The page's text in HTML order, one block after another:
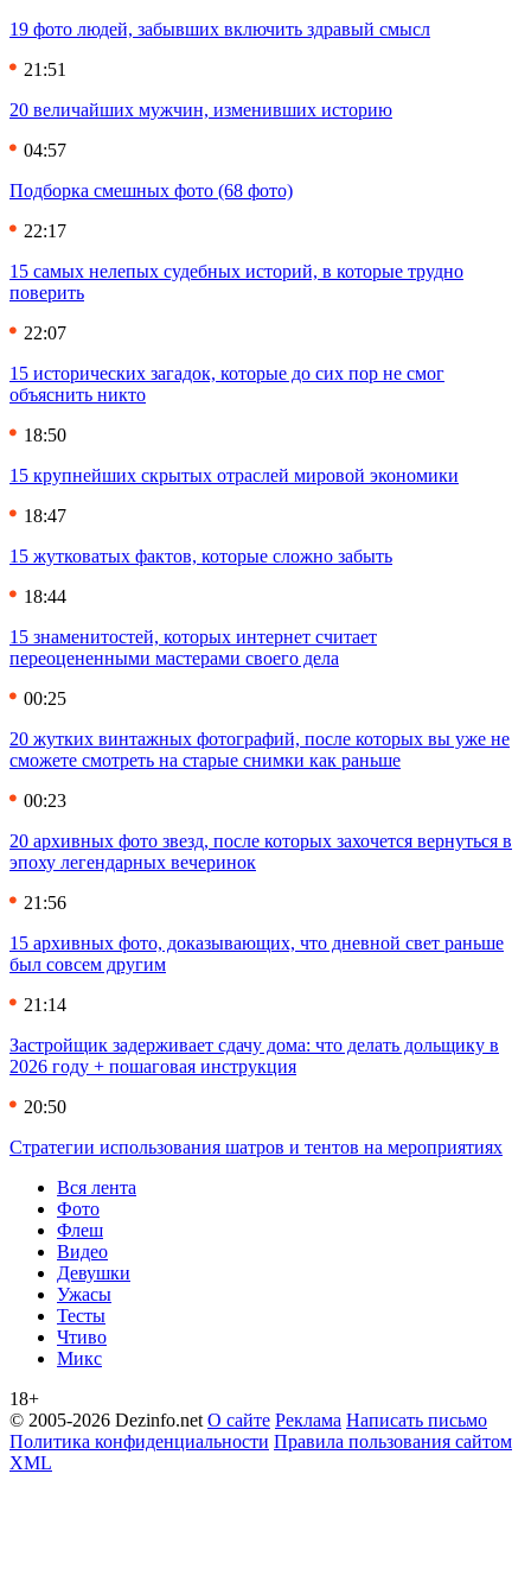
19 фото людей, забывших включить здравый смысл
21:51
20 величайших мужчин, изменивших историю
04:57
Подборка смешных фото (68 фото)
22:17
15 самых нелепых судебных историй, в которые трудно
поверить
22:07
15 исторических загадок, которые до сих пор не смог
объяснить никто
18:50
15 крупнейших скрытых отраслей мировой экономики
18:47
15 жутковатых фактов, которые сложно забыть
18:44
15 знаменитостей, которых интернет считает
переоцененными мастерами своего дела
00:25
20 жутких винтажных фотографий, после которых вы уже не
сможете смотреть на старые снимки как раньше
00:23
20 архивных фото звезд, после которых захочется вернуться в
эпоху легендарных вечеринок
21:56
15 архивных фото, доказывающих, что дневной свет раньше
был совсем другим
21:14
Застройщик задерживает сдачу дома: что делать дольщику в
2026 году + пошаговая инструкция
20:50
Стратегии использования шатров и тентов на мероприятиях
Вся лента
Фото
Флеш
Видео
Девушки
Ужасы
Тесты
Чтиво
Микс
18+
© 2005-2026 Dezinfo.net О сайте Реклама Написать письмо
Политика конфиденциальности Правила пользования сайтом
XML